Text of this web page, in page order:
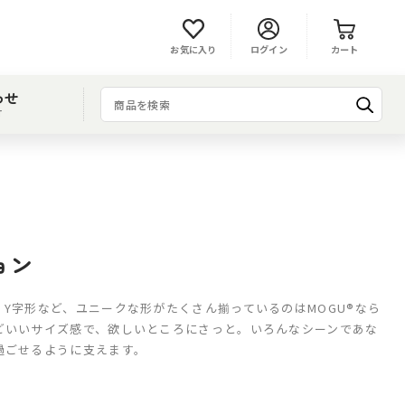
ログイン
お気に入り カート
ン
字形など、ユニークな形がたくさん揃っているのはMOGU®なら
いサイズ感で、欲しいところにさっと。いろんなシーンであな
せるように支えます。